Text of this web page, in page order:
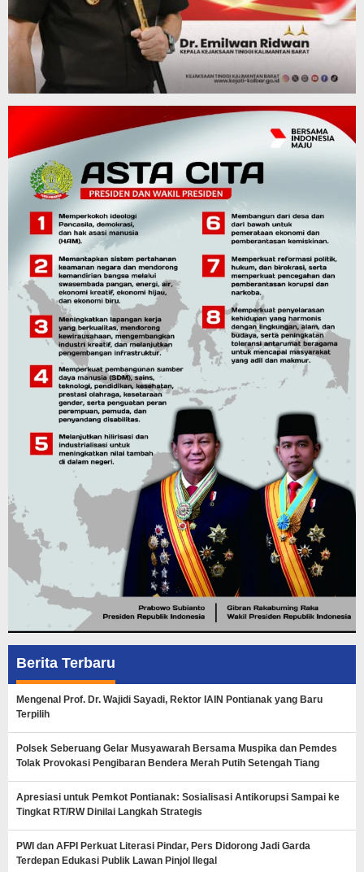
Berita Terbaru
Mengenal Prof. Dr. Wajidi Sayadi, Rektor IAIN Pontianak yang Baru
Terpilih
Polsek Seberuang Gelar Musyawarah Bersama Muspika dan Pemdes
Tolak Provokasi Pengibaran Bendera Merah Putih Setengah Tiang
Apresiasi untuk Pemkot Pontianak: Sosialisasi Antikorupsi Sampai ke
Tingkat RT/RW Dinilai Langkah Strategis
PWI dan AFPI Perkuat Literasi Pindar, Pers Didorong Jadi Garda
Terdepan Edukasi Publik Lawan Pinjol Ilegal